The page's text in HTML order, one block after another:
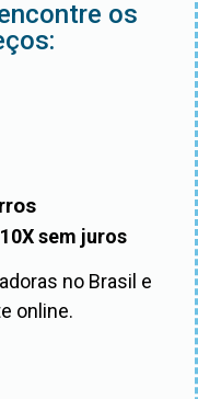
os
sem juros
no Brasil e
online.